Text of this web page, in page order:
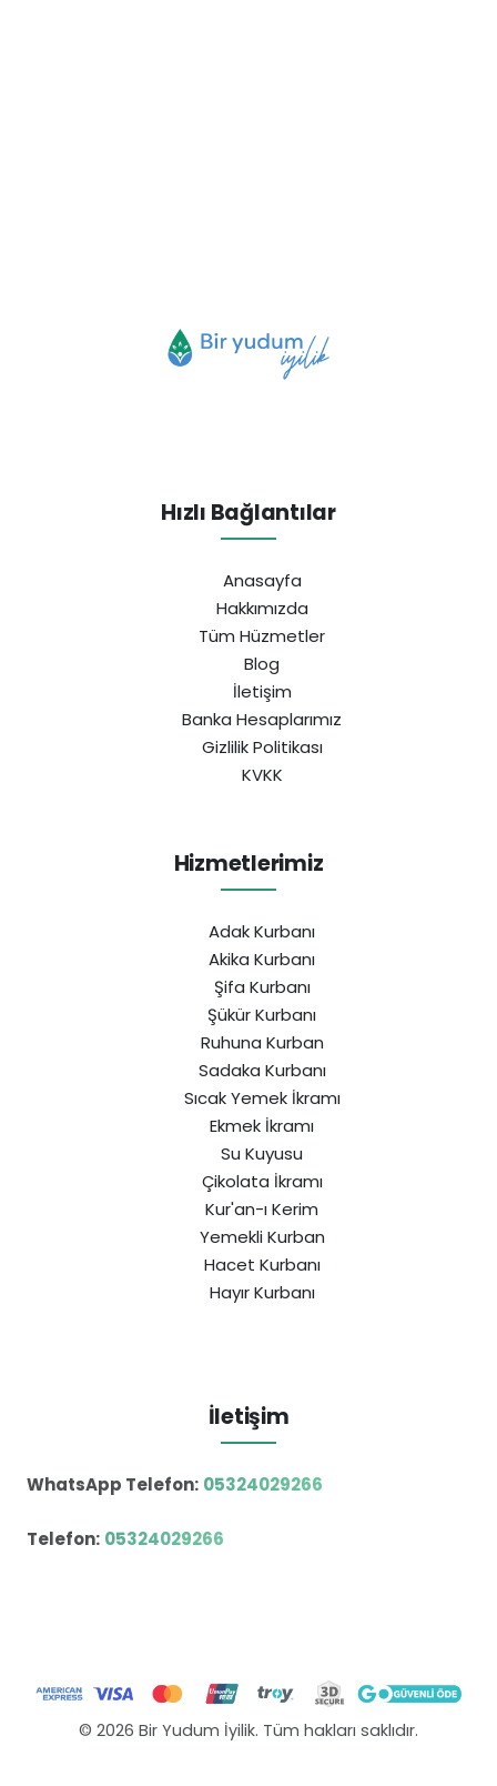
Hızlı Bağlantılar
Anasayfa
Hakkımızda
Tüm Hüzmetler
Blog
İletişim
Banka Hesaplarımız
Gizlilik Politikası
KVKK
Hizmetlerimiz
Adak Kurbanı
Akika Kurbanı
Şifa Kurbanı
Şükür Kurbanı
Ruhuna Kurban
Sadaka Kurbanı
Sıcak Yemek İkramı
Ekmek İkramı
Su Kuyusu
Çikolata İkramı
Kur'an-ı Kerim
Yemekli Kurban
Hacet Kurbanı
Hayır Kurbanı
İletişim
WhatsApp Telefon: 05324029266
Telefon: 05324029266
© 2026 Bir Yudum İyilik. Tüm hakları saklıdır.